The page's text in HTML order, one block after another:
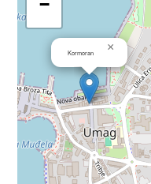
Kormoran ×
−